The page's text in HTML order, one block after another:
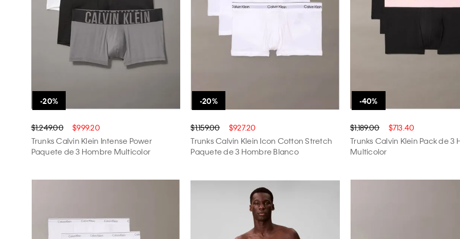
$1,249.00 $999.20
Trunks Calvin Klein Intense Power
Paquete de 3 Hombre Multicolor
$1,159.00 $927.20
Trunks Calvin Klein Icon Cotton Stretch
Paquete de 3 Hombre Blanco
$1,189.00 $713.40
Trunks Calvin Klein Pack de 3
Multicolor